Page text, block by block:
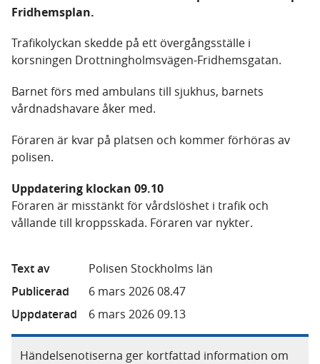
Fridhemsplan.
Trafikolyckan skedde på ett övergångsställe i
korsningen Drottningholmsvägen-Fridhemsgatan.
Barnet förs med ambulans till sjukhus, barnets
vårdnadshavare åker med.
Föraren är kvar på platsen och kommer förhöras av
polisen.
Uppdatering klockan 09.10
Föraren är misstänkt för vårdslöshet i trafik och
vållande till kroppsskada. Föraren var nykter.
Text av
Polisen Stockholms län
Publicerad
6 mars 2026 08.47
Uppdaterad
6 mars 2026 09.13
Händelsenotiserna ger kortfattad information om